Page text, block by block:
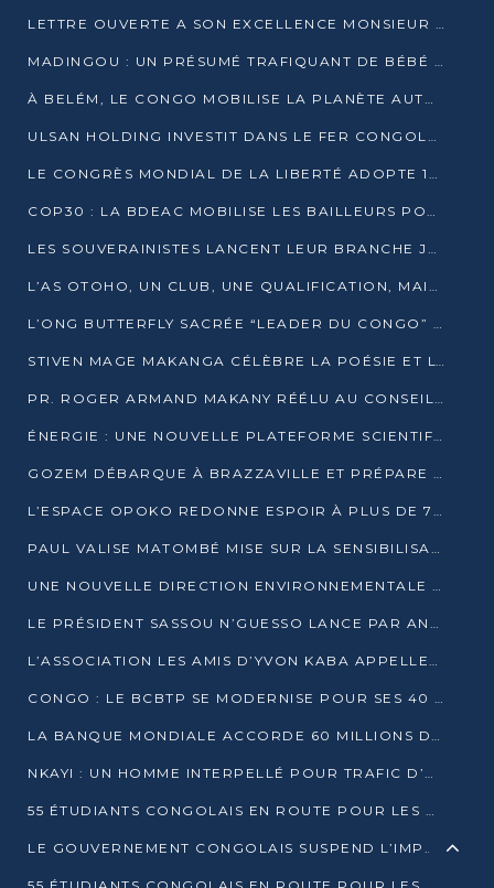
LETTRE OUVERTE A SON EXCELLENCE MONSIEUR DENIS SASSOU NGUESSO, PRESIDENT DE LAREPUBLIQUE DU CONGO
MADINGOU : UN PRÉSUMÉ TRAFIQUANT DE BÉBÉ CHIMPANZÉ FIXÉ SUR SON SORT LE 20 NOVEMBRE
À BELÉM, LE CONGO MOBILISE LA PLANÈTE AUTOUR DU FONDS BLEU POUR LE BASSIN DU CONGO
ULSAN HOLDING INVESTIT DANS LE FER CONGOLAIS
LE CONGRÈS MONDIAL DE LA LIBERTÉ ADOPTE 14 RÉSOLUTIONS HISTORIQUES
COP30 : LA BDEAC MOBILISE LES BAILLEURS POUR LE FONDS BLEU DU BASSIN DU CONGO
LES SOUVERAINISTES LANCENT LEUR BRANCHE JEUNE À BRAZZAVILLE
L’AS OTOHO, UN CLUB, UNE QUALIFICATION, MAIS ENCORE DES DOUTES
L’ONG BUTTERFLY SACRÉE “LEADER DU CONGO” AU PRIX D’EXCELLENCE 2025
STIVEN MAGE MAKANGA CÉLÈBRE LA POÉSIE ET L’HUMAIN AVEC SON RECUEIL “HECTARE”
PR. ROGER ARMAND MAKANY RÉÉLU AU CONSEIL DE L’AUF
ÉNERGIE : UNE NOUVELLE PLATEFORME SCIENTIFIQUE POUR LA TRANSITION ÉNERGÉTIQUE EN AFRIQUE CENTRALE
GOZEM DÉBARQUE À BRAZZAVILLE ET PRÉPARE SON ARRIVÉE À POINTE-NOIRE
L’ESPACE OPOKO REDONNE ESPOIR À PLUS DE 775 ÉLÈVES AUTOCHTONES DANS LE NORD DU CONGO
PAUL VALISE MATOMBÉ MISE SUR LA SENSIBILISATION POUR ÉRAQUER LE GRAND BANDITISME
UNE NOUVELLE DIRECTION ENVIRONNEMENTALE POUR RENFORCER LA GESTION DES DONNÉES AU CONGO
LE PRÉSIDENT SASSOU N’GUESSO LANCE PAR ANTICIPATION LA 39ÈME JOURNÉE NATIONALE DE L’ARBRE
L’ASSOCIATION LES AMIS D’YVON KABA APPELLENT DENIS SASSOU N’GUESSO À SE PORTER CANDIDAT
CONGO : LE BCBTP SE MODERNISE POUR SES 40 ANS D’EXISTENCE
LA BANQUE MONDIALE ACCORDE 60 MILLIONS DE DOLLARS POUR LA RÉSILIENCE URBAINE AU CONGO
NKAYI : UN HOMME INTERPELLÉ POUR TRAFIC D’UN BÉBÉ CHIMPANZÉ
55 ÉTUDIANTS CONGOLAIS EN ROUTE POUR LES UNIVERSITÉS ALGÉRIENNES
LE GOUVERNEMENT CONGOLAIS SUSPEND L’IMPORTATION DES MACHETTES ET DES MOTOS